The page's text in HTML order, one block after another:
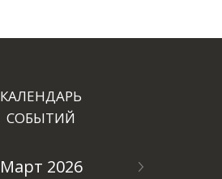
КАЛЕНДАРЬ
СОБЫТИЙ
Март 2026